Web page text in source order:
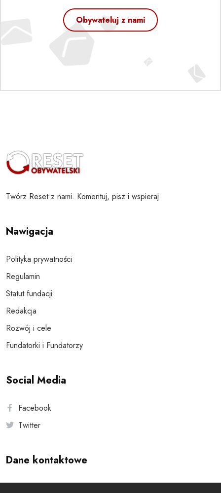
Obywateluj z nami
Twórz Reset z nami. Komentuj, pisz i wspieraj
Nawigacja
Polityka prywatności
Regulamin
Statut fundacji
Redakcja
Rozwój i cele
Fundatorki i Fundatorzy
Social Media
Facebook
Twitter
Dane kontaktowe